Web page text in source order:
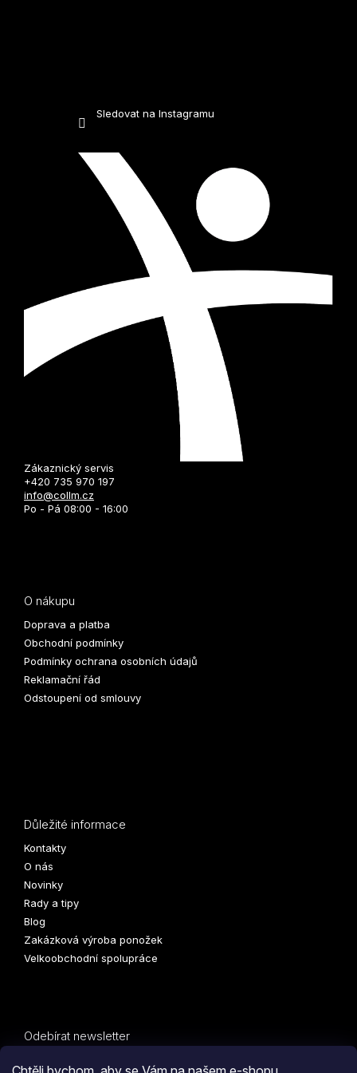
Sledovat na Instagramu
Zákaznický servis
+420 735 970 197
info@collm.cz
Po - Pá 08:00 - 16:00
O nákupu
Doprava a platba
Obchodní podmínky
Podmínky ochrana osobních údajů
Reklamační řád
Odstoupení od smlouvy
Důležité informace
Kontakty
O nás
Novinky
Rady a tipy
Blog
Zakázková výroba ponožek
Velkoobchodní spolupráce
Odebírat newsletter
Vložte svůj e-mail a my vám budeme zasílat informace o